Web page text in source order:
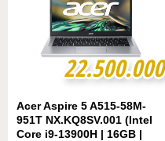
22.500.000
22.500.000
Acer Aspire 5 A515-58M-
951T NX.KQ8SV.001 (Intel
Core i9-13900H | 16GB |